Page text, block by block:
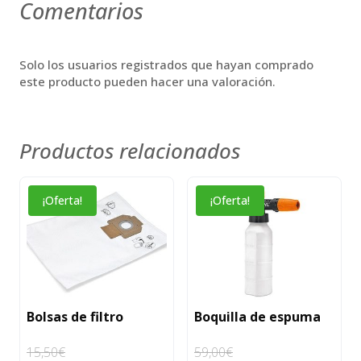
Comentarios
Solo los usuarios registrados que hayan comprado
este producto pueden hacer una valoración.
Productos relacionados
¡Oferta!
Bolsas de filtro
15,50€
¡Oferta!
Boquilla de espuma
59,00€